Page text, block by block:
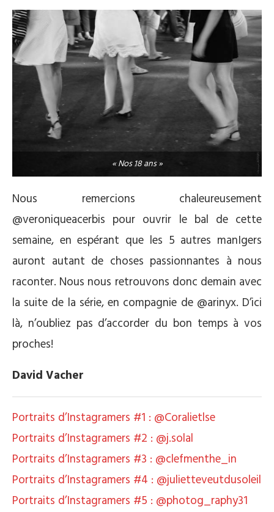
« Nos 18 ans »
Nous remercions chaleureusement
@veroniqueacerbis pour ouvrir le bal de cette
semaine, en espérant que les 5 autres manIgers
auront autant de choses passionnantes à nous
raconter. Nous nous retrouvons donc demain avec
la suite de la série, en compagnie de @arinyx. D’ici
là, n’oubliez pas d’accorder du bon temps à vos
proches!
David Vacher
Portraits d’Instagramers #1 : @Coralietlse
Portraits d’Instagramers #2 : @j.solal
Portraits d’Instagramers #3 : @clefmenthe_in
Portraits d’Instagramers #4 : @julietteveutdusoleil
Portraits d’Instagramers #5 : @photog_raphy31